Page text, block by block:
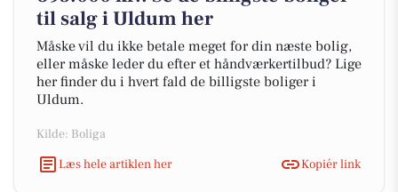
til salg i Uldum her
Måske vil du ikke betale meget for din næste bolig,
eller måske leder du efter et håndværkertilbud? Lige
her finder du i hvert fald de billigste boliger i
Uldum.
Kilde: Boliga
Læs hele artiklen her
Kopiér link